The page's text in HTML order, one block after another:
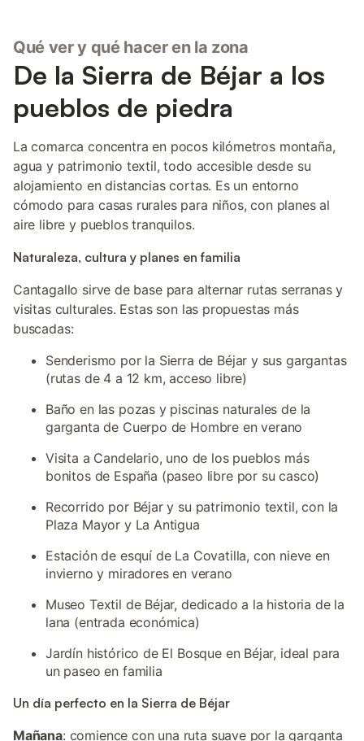
Qué ver y qué hacer en la zona
De la Sierra de Béjar a los
pueblos de piedra
La comarca concentra en pocos kilómetros montaña,
agua y patrimonio textil, todo accesible desde su
alojamiento en distancias cortas. Es un entorno
cómodo para casas rurales para niños, con planes al
aire libre y pueblos tranquilos.
Naturaleza, cultura y planes en familia
Cantagallo sirve de base para alternar rutas serranas y
visitas culturales. Estas son las propuestas más
buscadas:
Senderismo por la Sierra de Béjar y sus gargantas
(rutas de 4 a 12 km, acceso libre)
Baño en las pozas y piscinas naturales de la
garganta de Cuerpo de Hombre en verano
Visita a Candelario, uno de los pueblos más
bonitos de España (paseo libre por su casco)
Recorrido por Béjar y su patrimonio textil, con la
Plaza Mayor y La Antigua
Estación de esquí de La Covatilla, con nieve en
invierno y miradores en verano
Museo Textil de Béjar, dedicado a la historia de la
lana (entrada económica)
Jardín histórico de El Bosque en Béjar, ideal para
un paseo en familia
Un día perfecto en la Sierra de Béjar
Mañana: comience con una ruta suave por la garganta